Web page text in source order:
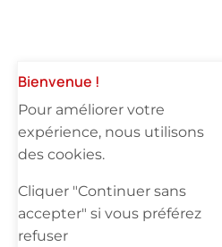
Bienvenue !
Pour améliorer votre
expérience, nous utilisons
des cookies.
Cliquer "Continuer sans
accepter" si vous préférez
refuser